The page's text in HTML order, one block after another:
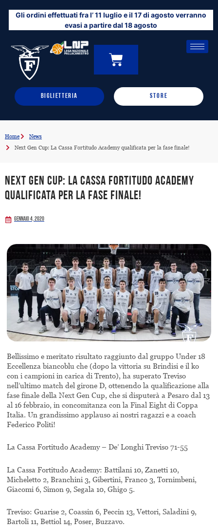
contenuto
Gli ordini effettuati fra l’ 11 luglio e il 17 di agosto verranno
evasi a partire dal 18 agosto
0
CARRELLO
BIGLIETTERIA STORE
Home
News
Next Gen Cup: La Cassa Fortitudo Academy qualificata per la fase finale!
Next Gen Cup: La Cassa Fortitudo Academy
qualificata per la fase finale!
Gennaio 4, 2020
Bellissimo e meritato risultato raggiunto dal gruppo Under 18
Eccellenza biancoblu che (dopo la vittoria su Brindisi e il ko
con i campioni in carica di Trento), ha superato Treviso
nell’ultimo match del girone D, ottenendo la qualificazione alla
fase finale della Next Gen Cup, che si disputerà a Pesaro dal 13
al 16 febbraio, in concomitanza con la Final Eight di Coppa
Italia. Un grandissimo applauso ai nostri ragazzi e a coach
Federico Politi!
La Cassa Fortitudo Academy – De’ Longhi Treviso 71-55
La Cassa Fortitudo Academy: Battilani 10, Zanetti 10,
Micheletto 2, Branchini 3, Gibertini, Franco 3, Tornimbeni,
Giacomi 6, Simon 9, Segala 10, Ghigo 5.
Treviso: Guarise 2, Coassin 6, Peccin 13, Vettori, Saladini 9,
Bartoli 11, Bettiol 14, Poser, Buzzavo.